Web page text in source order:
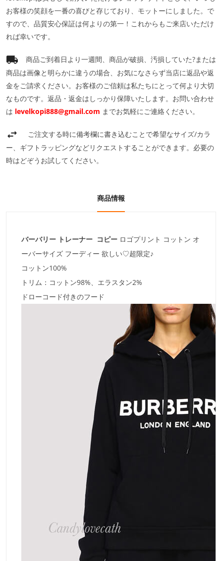
お客様の笑顔を一番の喜びと存じており、モットーにしました。で
すので、品質安心保証は何よりの第一！これからもご来店いただけ
れば幸いです。
商品ご到着日より一週間、商品が破損、汚損していた?または
商品は画像と明らかに違うの場合、お気になさらず当店に返品や返
金をご請求ください。お客様のご信頼は私たちにとって何より大切
なものです。返品・返金はしっかり保障いたします。お問い合わせ
は levelkopi888@gmail.com までお気軽にご連絡ください。
ご注文する時に備考欄に書き込むことで希望なサイズ/カラ
ー、ギフトラッピングなどリクエストすることができます。必要の
時はどぞうお試してください。
商品情報
バーバリー トレーナー コピー ロゴプリント コットン オ
ーバーサイズ フーディー 欲しい♡超限定♪
コットン100%
トリム：コットン98%、エラスタン2%
ドローコード付きのフード